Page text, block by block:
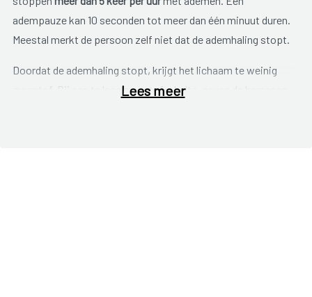
adempauze kan 10 seconden tot meer dan één minuut duren.
Meestal merkt de persoon zelf niet dat de ademhaling stopt.
Doordat de ademhaling stopt, krijgt het lichaam te weinig
zuurstof. Bij een te laag zuurstofgehalte, geven de hersenen
Lees meer